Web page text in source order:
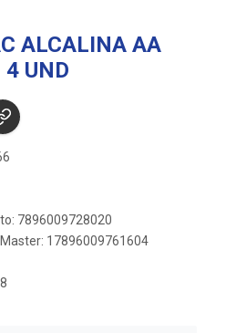
ALCALINA AA
4 UND
7896009728020
17896009761604